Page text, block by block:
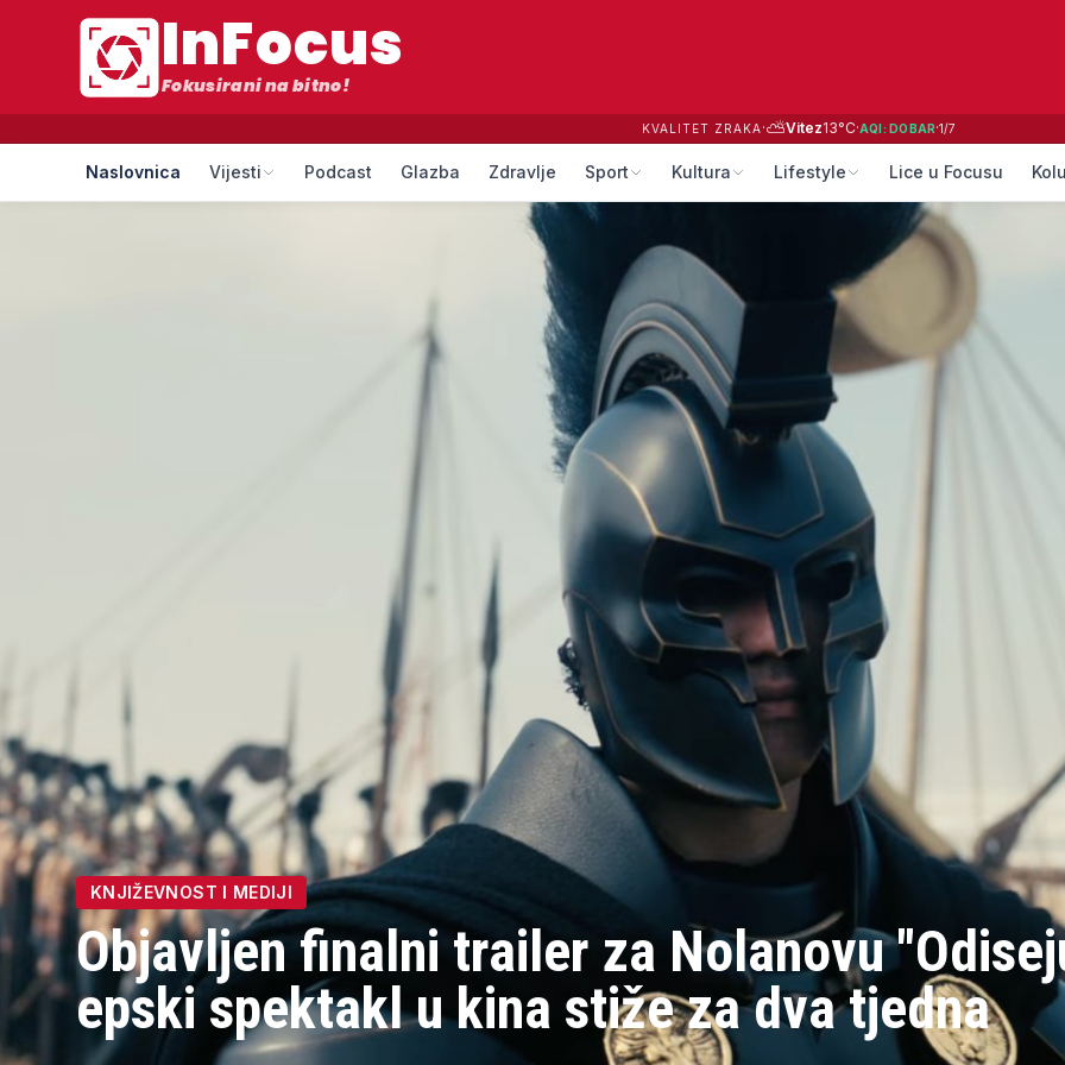
InFocus
Fokusirani na bitno!
KVALITET ZRAKA·⛅Vitez13°C·AQI: DOBAR·1/7
Naslovnica Vijesti Podcast Glazba Zdravlje Sport Kultura Lifestyle Lice u Focusu
KNJIŽEVNOST I MEDIJI
Objavljen finalni trailer za Nolanovu
epski spektakl u kina stiže za dva tjedna